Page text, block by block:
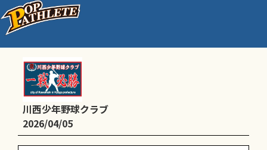
4/5(日)予定
川西少年野球クラブ
2026/04/05